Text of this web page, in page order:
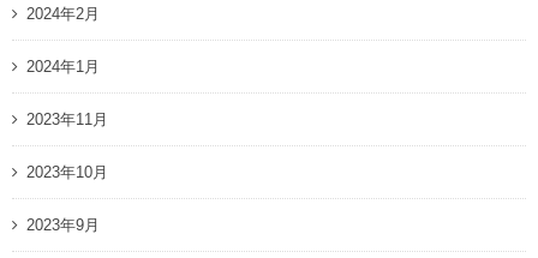
2024年2月
2024年1月
2023年11月
2023年10月
2023年9月